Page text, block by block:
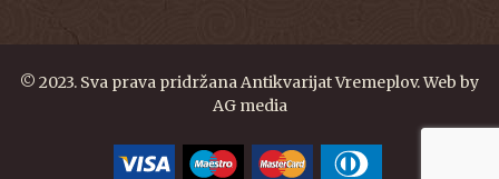
© 2023. Sva prava pridržana Antikvarijat Vremeplov. Web by
AG media